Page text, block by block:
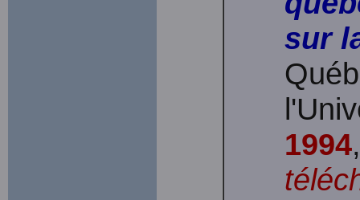
sur
1994